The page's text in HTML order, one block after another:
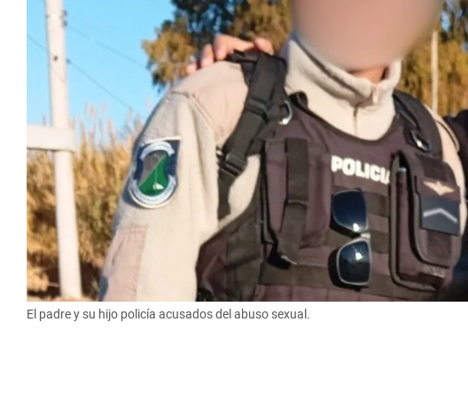
El padre y su hijo policía acusados del abuso sexual.